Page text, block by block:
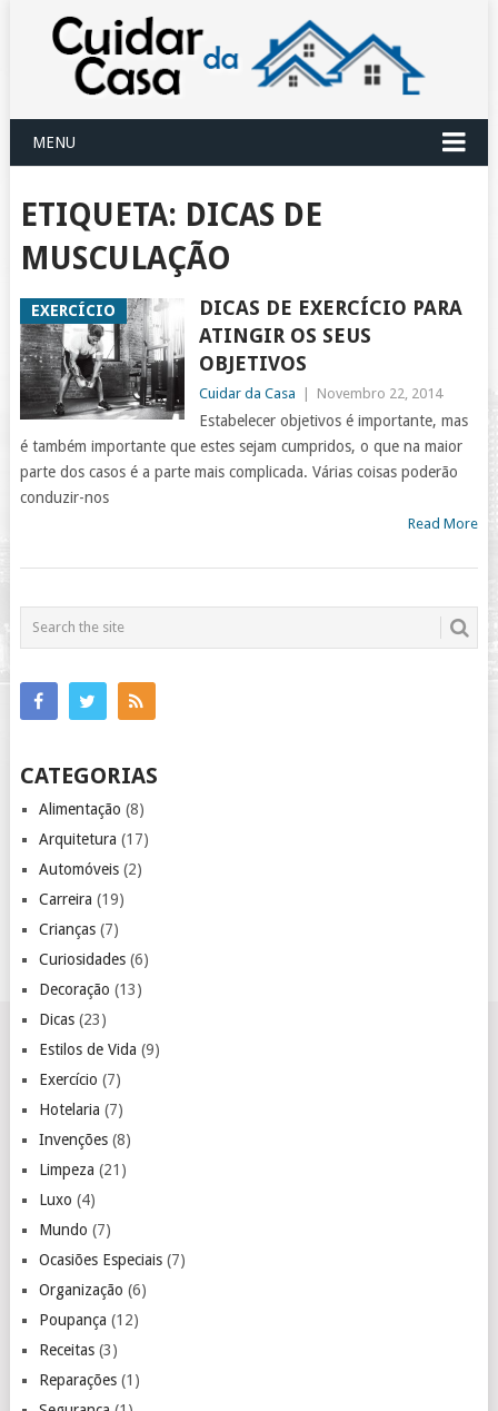
MENU
ETIQUETA: DICAS DE
MUSCULAÇÃO
EXERCÍCIO
DICAS DE EXERCÍCIO PARA
ATINGIR OS SEUS
OBJETIVOS
Cuidar da Casa Novembro 22, 2014
Estabelecer objetivos é importante, mas
é também importante que estes sejam cumpridos, o que na maior
parte dos casos é a parte mais complicada. Várias coisas poderão
conduzir-nos
Read More
CATEGORIAS
Alimentação (8)
Arquitetura (17)
Automóveis(2)
Carreira (19)
Crianças(7)
Curiosidades(6)
Decoração (13)
Dicas(23)
Estilos de Vida (9)
Exercício (7)
Hotelaria (7)
Invenções(8)
Limpeza (21)
Luxo (4)
Mundo (7)
Ocasiões Especiais(7)
Organização (6)
Poupança (12)
Receitas(3)
Reparações(1)